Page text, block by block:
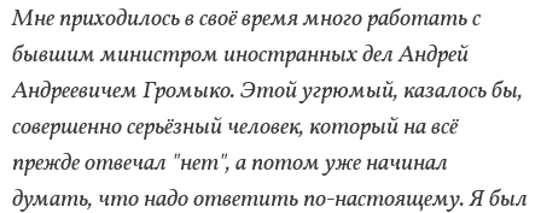
Мне приходилось в своё время много работать с
бывшим министром иностранных дел Андрей
Андреевичем Громыко. Этой угрюмый, казалось бы,
совершенно серьёзный человек, который на всё
прежде отвечал "нет", а потом уже начинал
думать, что надо ответить по-настоящему. Я был